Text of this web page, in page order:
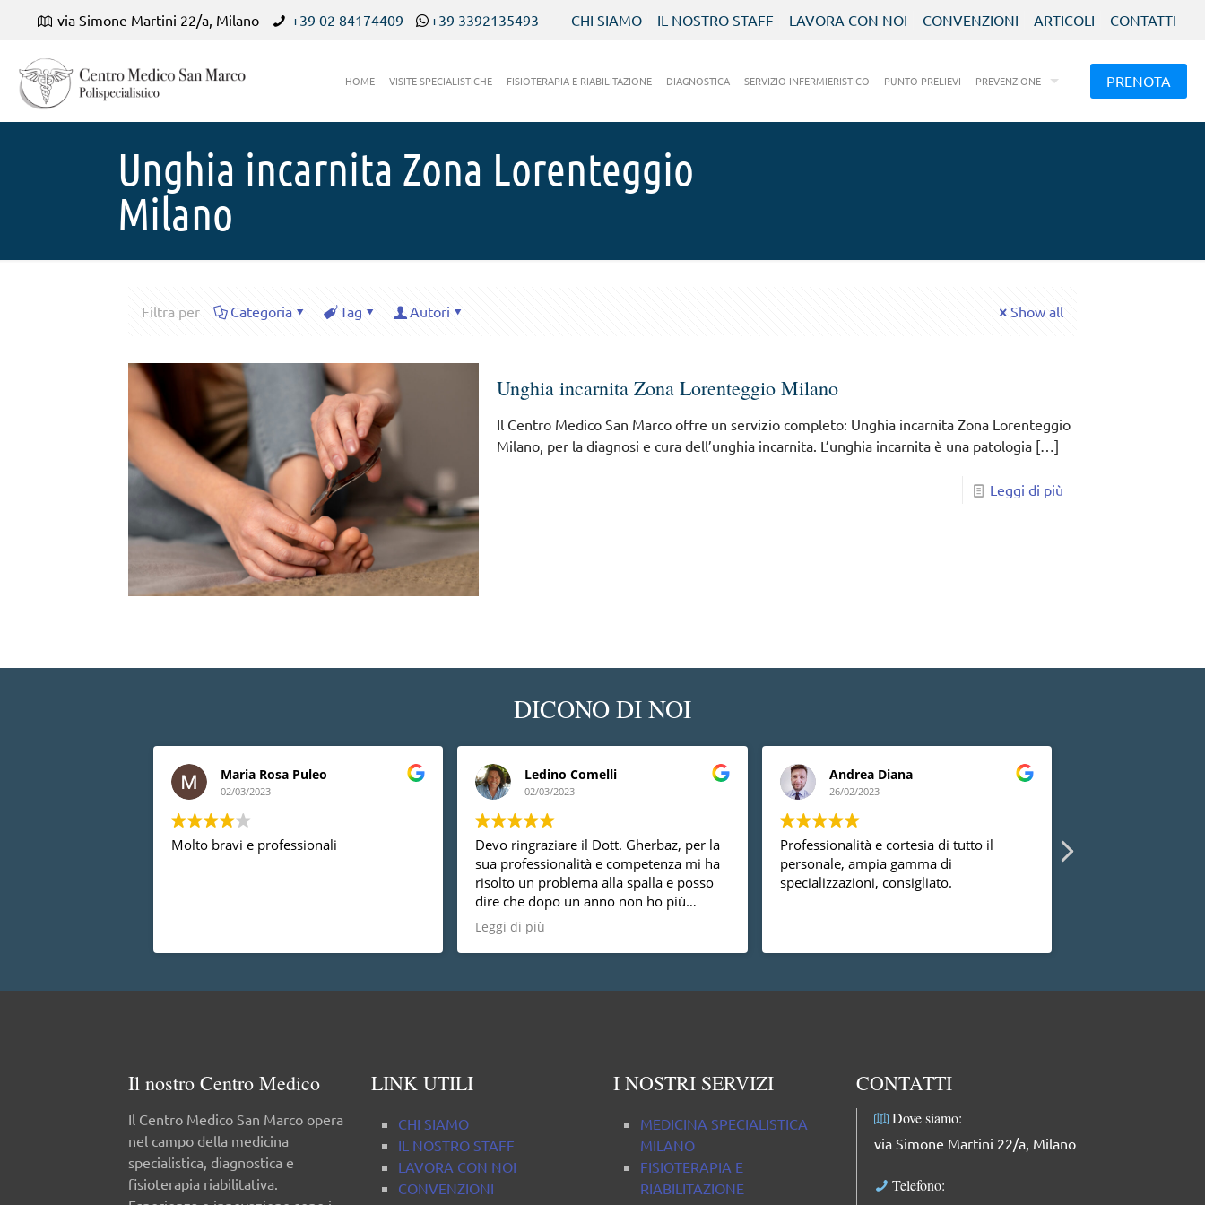
via Simone Martini 22/a, Milano +39 02 84174409 +39 3392135493 CHI SIAMO IL NOSTRO STAFF LAVORA CON NOI CONVENZIONI ARTICOLI CONTATTI
HOME VISITE SPECIALISTICHE FISIOTERAPIA E RIABILITAZIONE DIAGNOSTICA SERVIZIO INFERMIERISTICO PUNTO PRELIEVI PREVENZIONE PRENOTA
Unghia incarnita Zona Lorenteggio
Milano
Filtra per Categoria Tag Autori Show all
Unghia incarnita Zona Lorenteggio Milano
Il Centro Medico San Marco offre un servizio completo: Unghia incarnita Zona Lorenteggio
Milano, per la diagnosi e cura dell’unghia incarnita. L’unghia incarnita è una patologia […]
Leggi di più
DICONO DI NOI
Maria Rosa Puleo
02/03/2023
Molto bravi e professionali
Ledino Comelli
02/03/2023
Devo ringraziare il Dott. Gherbaz, per la
sua professionalità e competenza mi ha
risolto un problema alla spalla e posso
dire che dopo un anno non ho più
nessun dolore, vorrei anche dire che è
una persona molto disponibile cosa non
da tutti.
Leggi di più
Andrea Diana
26/02/2023
Professionalità e cortesia di tutto il
personale, ampia gamma di
specializzazioni, consigliato.
Il nostro Centro Medico
Il Centro Medico San Marco opera
nel campo della medicina
specialistica, diagnostica e
fisioterapia riabilitativa.
LINK UTILI
CHI SIAMO
IL NOSTRO STAFF
LAVORA CON NOI
CONVENZIONI
I NOSTRI SERVIZI
MEDICINA SPECIALISTICA
MILANO
FISIOTERAPIA E
RIABILITAZIONE
CONTATTI
Dove siamo:
via Simone Martini 22/a, Milano
Telefono: